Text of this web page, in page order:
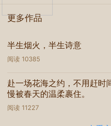
仿佛看见了回响千年的历史
更多作品
半生烟火，半生诗意
阅读 10385
赴一场花海之约，不用赶时
慢被春天的温柔裹住。
阅读 11227